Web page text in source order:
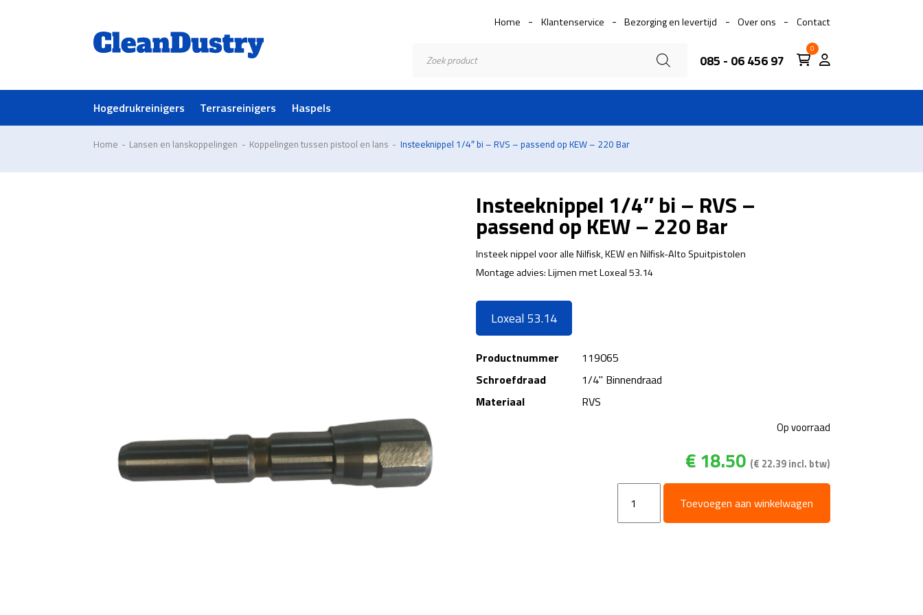
Home Klantenservice Bezorging en levertijd Over ons Contact
zoeken 085 - 06 456 97
0
Hogedrukreinigers Terrasreinigers Haspels
Home - Lansen en lanskoppelingen - Koppelingen tussen pistool en lans - Insteeknippel 1/4″ bi – RVS – passend op KEW – 220 Bar
Insteeknippel 1/4″ bi – RVS –
passend op KEW – 220 Bar
Insteek nippel voor alle Nilfisk, KEW en Nilfisk-Alto Spuitpistolen
Montage advies: Lijmen met Loxeal 53.14
Loxeal 53.14
Productnummer
119065
Schroefdraad
1/4" Binnendraad
Materiaal
RVS
€18.50 (€ 22.39incl. btw)
Op voorraad
Insteeknippel
1/4"
bi
Toevoegen aan winkelwagen